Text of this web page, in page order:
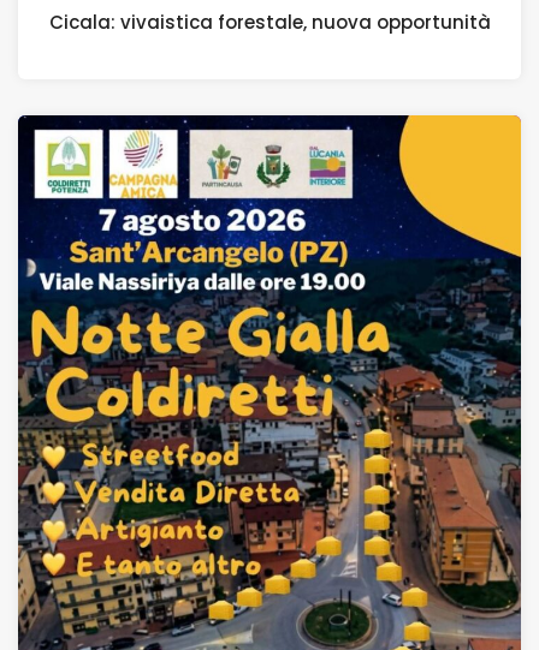
Cicala: vivaistica forestale, nuova opportunità